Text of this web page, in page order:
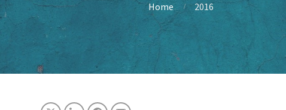
Home 2016